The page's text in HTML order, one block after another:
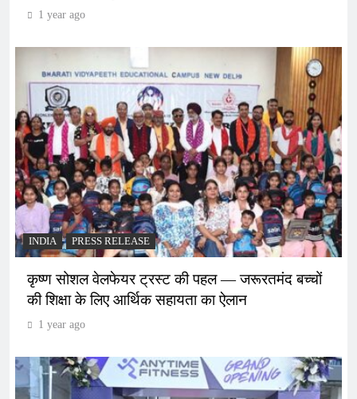
1 year ago
INDIA PRESS RELEASE
कृष्ण सोशल वेलफेयर ट्रस्ट की पहल — जरूरतमंद बच्चों
की शिक्षा के लिए आर्थिक सहायता का ऐलान
1 year ago